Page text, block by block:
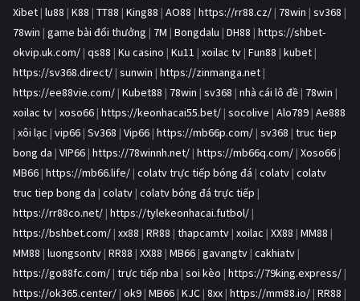
Xibet | lu88 | K88 | TT88 | King88 | AO88 | https://rr88.cz/ | 78win | sv368 |
78win | game bài đổi thưởng | 7M | Bongdalu | DH88 | https://shbet-
okvip.uk.com/ | qs88 | Ku casino | Ku11 | xoilac tv | Fun88 | kubet |
https://sv368.direct/ | sunwin | https://zinmanga.net |
https://ee88vie.com/ | Kubet88 | 78win | sv368 | nhà cái lô đề | 78win |
xoilac tv | xoso66 | https://keonhacai55.bet/ | socolive | Alo789 | Ae888
| xôi lạc | vip66 | Sv368 | Vip66 | https://mb66p.com/ | sv368 | truc tiep
bong da | VIP66 | https://78winnh.net/ | https://mb66q.com/ | Xoso66 |
MB66 | https://mb66.life/ | colatv trực tiếp bóng đá | colatv | colatv
truc tiep bong da | colatv | colatv bóng đá trực tiếp |
https://rr88co.net/ | https://tylekeonhacai.futbol/ |
https://bshbet.com/ | xx88 | RR88 | thapcamtv | xoilac | XX88 | MM88 |
MM88 | luongsontv | RR88 | XX88 | MB66 | gavangtv | cakhiatv |
https://go88fc.com/ | trực tiếp nba | soi kèo | https://79king.express/ |
https://ok365.center/ | ok9 | MB66 | KJC | 8xx | https://mm88.io/ | RR88 |